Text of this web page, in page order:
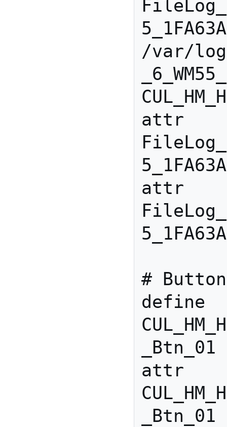
/var/log/
attr
attr
#
define
_Btn_01
attr
_Btn_01